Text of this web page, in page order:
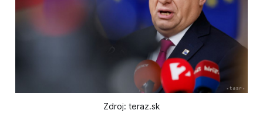
Zdroj: teraz.sk